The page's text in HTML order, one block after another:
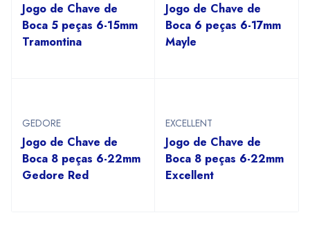
Jogo de Chave de
Boca 5 peças 6-15mm
Tramontina
Jogo de Chave de
Boca 6 peças 6-17mm
Mayle
GEDORE
Jogo de Chave de
Boca 8 peças 6-22mm
Gedore Red
EXCELLENT
Jogo de Chave de
Boca 8 peças 6-22mm
Excellent